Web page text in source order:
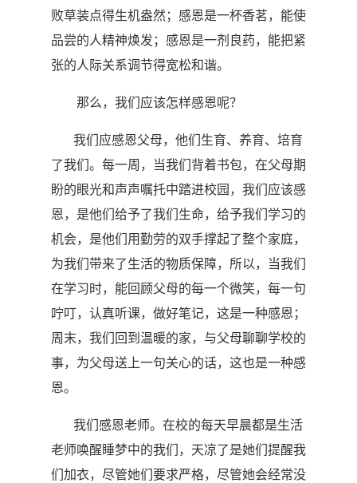
败草装点得生机盎然；感恩是一杯香茗，能使
品尝的人精神焕发；感恩是一剂良药，能把紧
张的人际关系调节得宽松和谐。
那么，我们应该怎样感恩呢？
我们应感恩父母，他们生育、养育、培育
了我们。每一周，当我们背着书包，在父母期
盼的眼光和声声嘱托中踏进校园，我们应该感
恩，是他们给予了我们生命，给予我们学习的
机会，是他们用勤劳的双手撑起了整个家庭，
为我们带来了生活的物质保障，所以，当我们
在学习时，能回顾父母的每一个微笑，每一句
咛叮，认真听课，做好笔记，这是一种感恩；
周末，我们回到温暖的家，与父母聊聊学校的
事，为父母送上一句关心的话，这也是一种感
恩。
我们感恩老师。在校的每天早晨都是生活
老师唤醒睡梦中的我们，天凉了是她们提醒我
们加衣，尽管她们要求严格，尽管她会经常没